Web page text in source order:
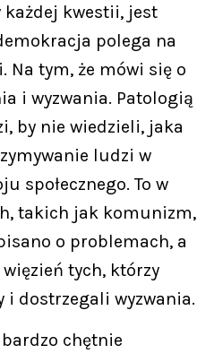
kwestii, jest
polega na
Na tym, że mówi się o
i wyzwania. Patologią
by nie wiedzieli, jaka
ludzi w
społecznego. To w
takich jak komunizm,
o problemach, a
więzień tych, którzy
dostrzegali wyzwania.
chętnie